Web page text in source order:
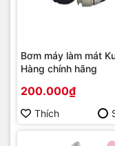
Bơm máy làm mát
Hàng chính hãng
200.000₫
Thích